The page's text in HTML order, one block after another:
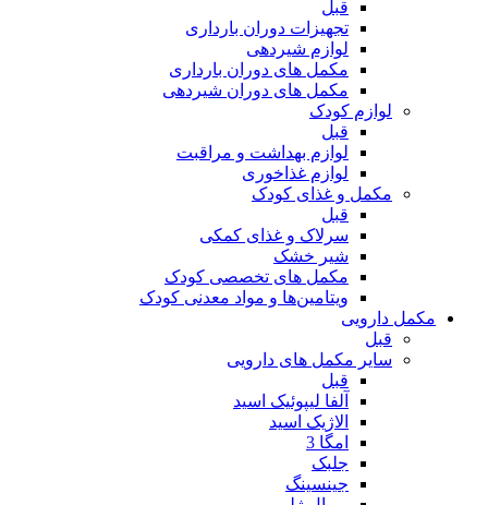
قبل
تجهیزات دوران بارداری
لوازم شیردهی
مکمل های دوران بارداری
مکمل های دوران شیردهی
لوازم کودک
قبل
لوازم بهداشت و مراقبت
لوازم غذاخوری
مکمل و غذای کودک
قبل
سرلاک و غذای کمکی
شیر خشک
مکمل های تخصصی کودک
ویتامین‌ها و مواد معدنی کودک
مکمل دارویی
قبل
سایر مکمل های دارویی
قبل
آلفا لیپوئیک اسید
الاژیک اسید
امگا 3
جلبک
جینسینگ